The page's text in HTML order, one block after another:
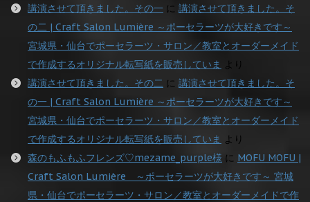
講演させて頂きました。その一 に 講演させて頂きました。そ
の二 | Craft Salon Lumière ～ポーセラーツが大好きです～
宮城県・仙台でポーセラーツ・サロン／教室とオーダーメイド
で作成するオリジナル転写紙を販売していま より
講演させて頂きました。その二 に 講演させて頂きました。そ
の一 | Craft Salon Lumière ～ポーセラーツが大好きです～
宮城県・仙台でポーセラーツ・サロン／教室とオーダーメイド
で作成するオリジナル転写紙を販売していま より
森のもふもふフレンズ♡mezame_purple様 に MOFU MOFU |
Craft Salon Lumière ～ポーセラーツが大好きです～ 宮城
県・仙台でポーセラーツ・サロン／教室とオーダーメイドで作